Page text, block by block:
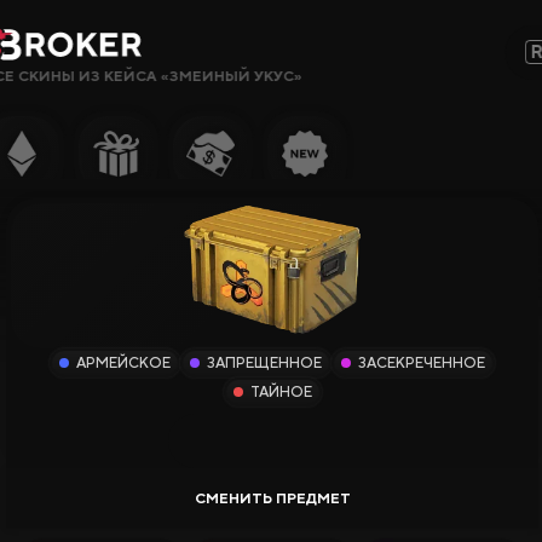
Сайты, Режимы, Бонусы или Ключевые Слова…
Гемблинг
СКИНЫ ИЗ КЕЙСА «ЗМЕИНЫЙ УКУС»
АРМЕЙСКОЕ ЗАПРЕЩЕННОЕ
ЗАСЕКРЕЧЕННОЕ
ТАЙНОЕ